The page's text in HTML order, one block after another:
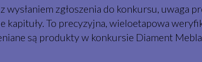
wysłaniem zgłoszenia do konkursu, uwaga
kapituły. To precyzyjna, wieloetapowa
są produkty w konkursie Diament